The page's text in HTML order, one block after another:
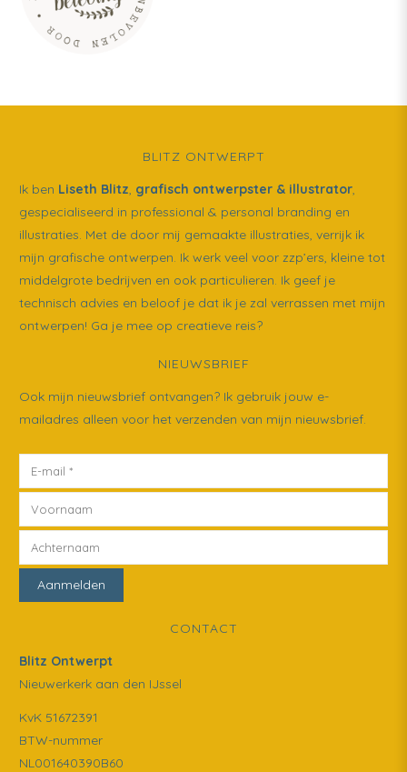
BLITZ ONTWERPT
Ik ben Liseth Blitz grafisch ontwerpster & illustrator,
gespecialiseerd in professional & personal branding en
illustraties. Met de door mij gemaakte illustraties, verrijk ik
mijn grafische ontwerpen. Ik werk veel voor zzp’ers, kleine tot
middelgrote bedrijven en ook particulieren. Ik geef je
technisch advies en beloof je dat ik je zal verrassen met mijn
ontwerpen! Ga je mee op creatieve reis?
NIEUWSBRIEF
Ook mijn nieuwsbrief ontvangen? Ik gebruik jouw e-
mailadres alleen voor het verzenden van mijn nieuwsbrief.
CONTACT
Blitz Ontwerpt
Nieuwerkerk aan den IJssel
KvK 51672391
BTW-nummer
NL001640390B60